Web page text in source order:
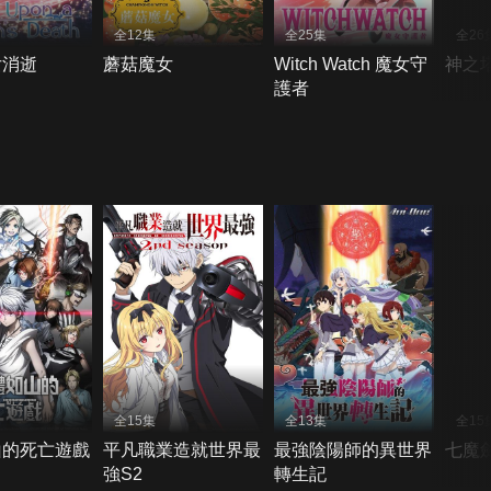
逝
全12集
蘑菇魔女
全25集
Witch Watch 魔女守
護者
全26
神之
死亡遊戲
全15集
平凡職業造就世界最
強S2
全13集
最強陰陽師的異世界
轉生記
全15
七魔